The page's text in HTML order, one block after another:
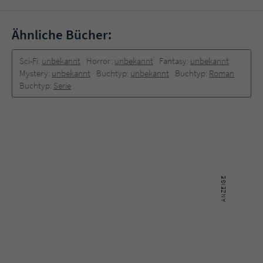
Ähnliche Bücher:
Sci-Fi: unbekannt Horror: unbekannt Fantasy: unbekannt
Mystery: unbekannt Buchtyp: unbekannt Buchtyp: Roman
Buchtyp: Serie